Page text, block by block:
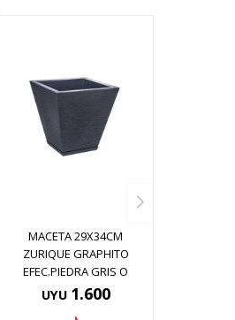
MACETA 29X34CM
ZURIQUE GRAPHITO
EFEC.PIEDRA GRIS O
UYU 1.600